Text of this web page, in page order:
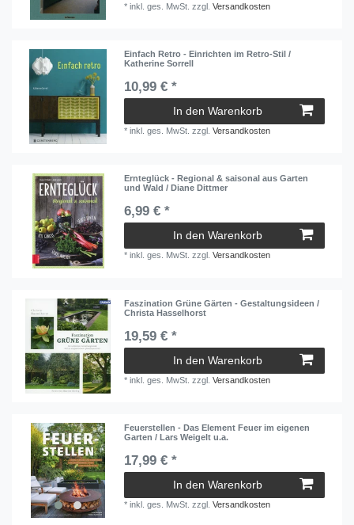
*inkl. ges. MwSt. zzgl.Versandkosten
Einfach Retro - Einrichten im Retro-Stil /
Katherine Sorrell
10,99 € *
In den Warenkorb
*inkl. ges. MwSt. zzgl.Versandkosten
Ernteglück - Regional & saisonal aus Garten
und Wald / Diane Dittmer
6,99 € *
In den Warenkorb
*inkl. ges. MwSt. zzgl.Versandkosten
Faszination Grüne Gärten - Gestaltungsideen /
Christa Hasselhorst
19,59 € *
In den Warenkorb
*inkl. ges. MwSt. zzgl.Versandkosten
Feuerstellen - Das Element Feuer im eigenen
Garten / Lars Weigelt u.a.
17,99 € *
In den Warenkorb
*inkl. ges. MwSt. zzgl.Versandkosten